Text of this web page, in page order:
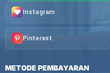
Instagram
Pinterest
METODE PEMBAYARAN